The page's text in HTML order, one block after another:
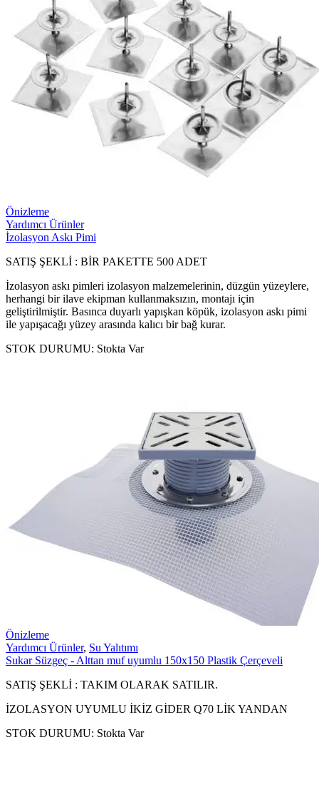
Önizleme
Yardımcı Ürünler
İzolasyon Askı Pimi
SATIŞ ŞEKLİ : BİR PAKETTE 500 ADET
İzolasyon askı pimleri izolasyon malzemelerinin, düzgün yüzeylere,
herhangi bir ilave ekipman kullanmaksızın, montajı için
geliştirilmiştir. Basınca duyarlı yapışkan köpük, izolasyon askı pimi
ile yapışacağı yüzey arasında kalıcı bir bağ kurar.
STOK DURUMU: Stokta Var
Önizleme
Yardımcı Ürünler, Su Yalıtımı
Sukar Süzgeç - Alttan muf uyumlu 150x150 Plastik Çerçeveli
SATIŞ ŞEKLİ : TAKIM OLARAK SATILIR.
İZOLASYON UYUMLU İKİZ GİDER Q70 LİK YANDAN
STOK DURUMU: Stokta Var